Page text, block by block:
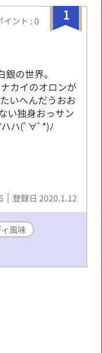
1
イント : 0
の世界。
カイのオロンが
いへんだうおお
い独身おっサン
ハハ(ﾟ∀ﾟ*)ﾉ
登録日 2020.1.12
風味